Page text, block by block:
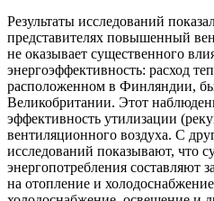
Результаты исследований
представителях повышенный
не оказывает существенного
энергоэффективность: расход
расположенном в Финляндии,
Великобритании. Этот
эффективность утилизации
вентиляционного воздуха. С
исследований показывают, что
энергопотребления составляют
на отопление и